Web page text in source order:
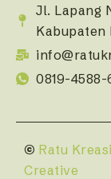
Jl. Lapang
Kabupaten
0819-4588-
© Ratu
Creative